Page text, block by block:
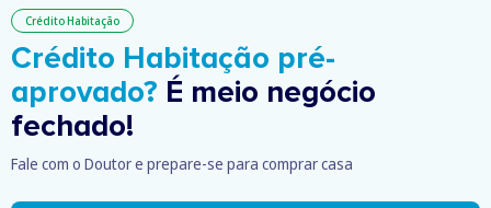
Crédito Habitação
Crédito Habitação pré-
aprovado? É meio negócio
fechado!
Fale com o Doutor e prepare-se para comprar casa